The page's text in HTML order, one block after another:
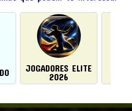
JOGADORES ELITE
2026